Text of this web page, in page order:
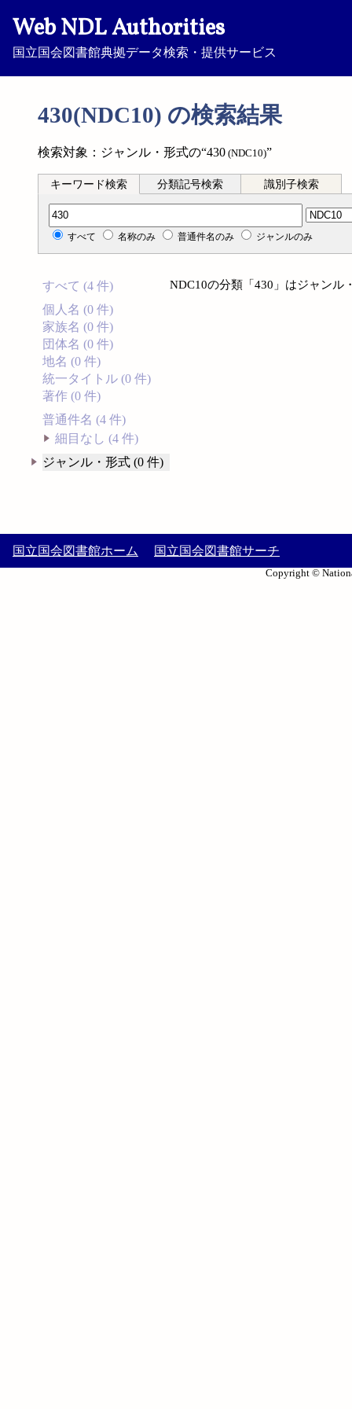
Web NDL Authorities
国立国会図書館典拠データ検索・提供サービス
430(NDC10) の検索結果
検索対象：ジャンル・形式の“430 (NDC10)”
キーワード検索 分類記号検索 識別子検索
分類記号検索
すべて 名称のみ 普通件名のみ ジャンルのみ
すべて (4 件)
個人名 (0 件)
家族名 (0 件)
団体名 (0 件)
地名 (0 件)
統一タイトル (0 件)
著作 (0 件)
普通件名 (4 件)
細目なし (4 件)
ジャンル・形式 (0 件)
NDC10の分類「430」はジャンル
国立国会図書館ホーム 国立国会図書館サーチ
Copyright ©